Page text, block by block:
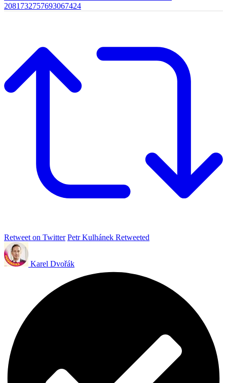
2081732757693067424
Retweet on Twitter Petr Kulhánek Retweeted
Karel Dvořák